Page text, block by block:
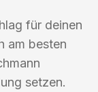
für deinen
am besten
setzen.